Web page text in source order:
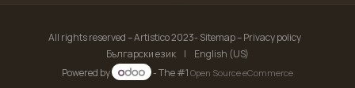
All rights reserved – Artistico 2023- Sitemap – Privacy policy
Български език
|
English (US)
Powered by
- The #1Open Source eCommerce